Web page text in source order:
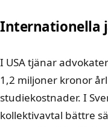
Internationella
I USA tjänar
1,2 miljoner kronor
studiekostnader. I
kollektivavtal bättre